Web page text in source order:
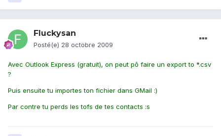
Fluckysan
Posté(e) 28 octobre 2009
Avec Outlook Express (gratuit), on peut pô faire un export to *.csv
?
Puis ensuite tu importes ton fichier dans GMail :)
Par contre tu perds les tofs de tes contacts :s